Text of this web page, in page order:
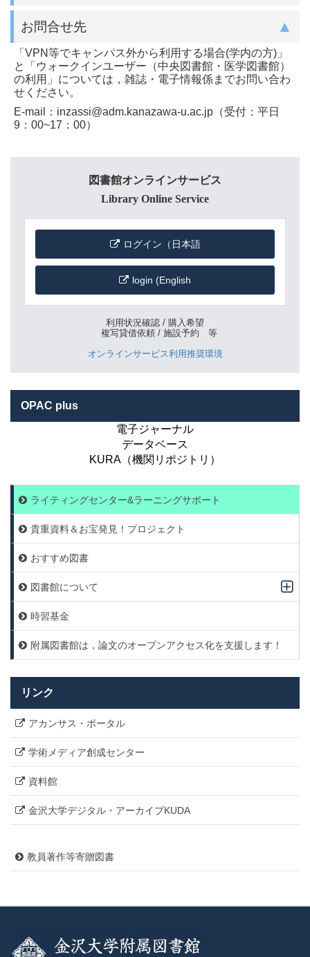
お問合せ先
「VPN等でキャンパス外から利用する場合(学内の方)」
と「ウォークインユーザー（中央図書館・医学図書館）
の利用」については，雑誌・電子情報係までお問い合わ
せください。
E-mail：inzassi@adm.kanazawa-u.ac.jp（受付：平日
9：00~17：00）
図書館オンラインサービス
Library Online Service
ログイン（日本語
login (English
利用状況確認 / 購入希望
複写貸借依頼 / 施設予約 等
オンラインサービス利用推奨環境
OPAC plus
電子ジャーナル
データベース
KURA（機関リポジトリ）
ライティングセンター&ラーニングサポート
貴重資料＆お宝発見！プロジェクト
おすすめ図書
図書館について
時習基金
附属図書館は，論文のオープンアクセス化を支援します！
リンク
アカンサス・ポータル
学術メディア創成センター
資料館
金沢大学デジタル・アーカイブKUDA
教員著作等寄贈図書